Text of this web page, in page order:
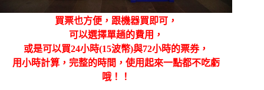
買票也方便，跟機器買即可，
可以選擇單趟的費用，
或是可以買24小時(15波幣)與72小時的票券，
用小時計算，完整的時間，使用起來一點都不吃虧
哦！！